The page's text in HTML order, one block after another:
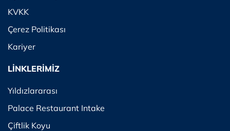
KVKK
Çerez Politikası
Kariyer
LİNKLERİMİZ
Yıldızlararası
Palace Restaurant Intake
Çiftlik Koyu